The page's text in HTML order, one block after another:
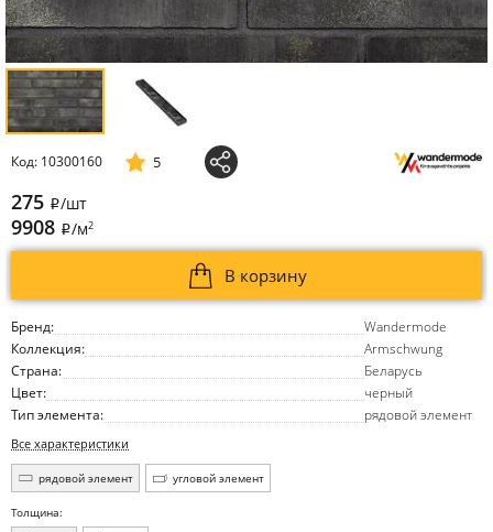
Бренд:
Wandermode
Коллекция:
Armschwung
Страна:
Беларусь
Цвет:
черный
Тип элемента:
рядовой элемент
Все характеристики
рядовой элемент угловой элемент
Толщина:
Код: 10300160 5
275 i/шт
9908 i/м2
В корзину